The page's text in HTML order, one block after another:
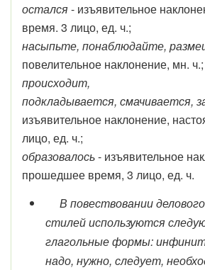
остался- изъявительное
время. 3 лицо, ед. ч.;
насыпьте, понаблюдайте,
повелительное наклонение, мн. ч.;
происходит,
подкладывается, смачивается,
изъявительное наклонение,
лицо, ед. ч.;
образовалось- изъявительное
прошедшее время, 3 лицо, ед. ч.
В повествовании
стилей используются
глагольные формы:
надо, нужно, следует,